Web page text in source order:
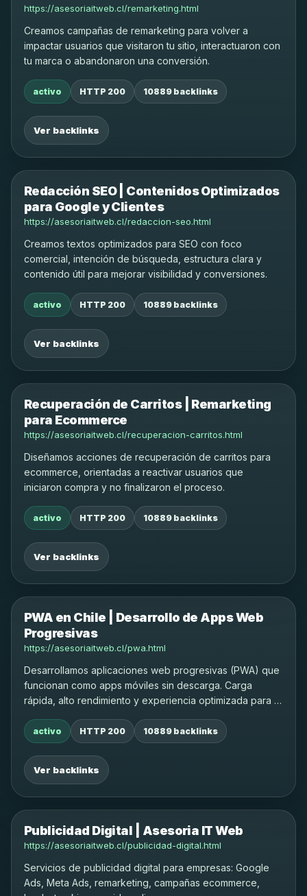
https://asesoriaitweb.cl/remarketing.html
Creamos campañas de remarketing para volver a
impactar usuarios que visitaron tu sitio, interactuaron con
tu marca o abandonaron una conversión.
activo HTTP 200 10889 backlinks
Ver backlinks
Redacción SEO | Contenidos Optimizados
para Google y Clientes
https://asesoriaitweb.cl/redaccion-seo.html
Creamos textos optimizados para SEO con foco
comercial, intención de búsqueda, estructura clara y
contenido útil para mejorar visibilidad y conversiones.
activo HTTP 200 10889 backlinks
Ver backlinks
Recuperación de Carritos | Remarketing
para Ecommerce
https://asesoriaitweb.cl/recuperacion-carritos.html
Diseñamos acciones de recuperación de carritos para
ecommerce, orientadas a reactivar usuarios que
iniciaron compra y no finalizaron el proceso.
activo HTTP 200 10889 backlinks
Ver backlinks
PWA en Chile | Desarrollo de Apps Web
Progresivas
https://asesoriaitweb.cl/pwa.html
Desarrollamos aplicaciones web progresivas (PWA) que
funcionan como apps móviles sin descarga. Carga
rápida, alto rendimiento y experiencia optimizada para tu
activo HTTP 200 10889 backlinks
Ver backlinks
Publicidad Digital | Asesoria IT Web
https://asesoriaitweb.cl/publicidad-digital.html
Servicios de publicidad digital para empresas: Google
Ads, Meta Ads, remarketing, campañas ecommerce,